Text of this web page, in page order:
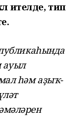
ителде, тип
.
ауыл
һәм аҙыҡ-